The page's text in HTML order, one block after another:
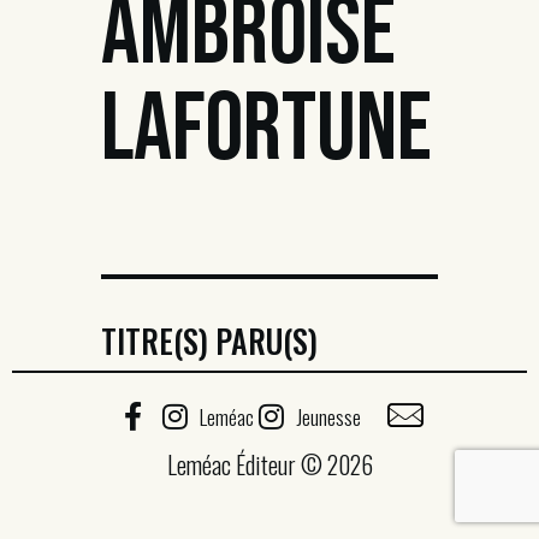
AMBROISE
LAFORTUNE
TITRE(S) PARU(S)
Leméac Jeunesse
Leméac Éditeur © 2026